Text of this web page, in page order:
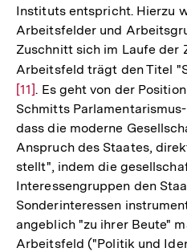
Instituts entspricht. Hierzu
Arbeitsfelder und
Zuschnitt sich im Laufe der
Arbeitsfeld trägt den Titel
[11]. Es geht von der
Schmitts
dass die moderne
Anspruch des Staates,
stellt", indem die
Interessengruppen den
Sonderinteressen
angeblich "zu ihrer Beute"
Arbeitsfeld ("Politik und